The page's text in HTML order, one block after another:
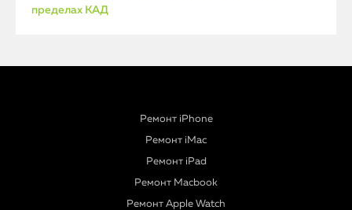
пределах КАД
Ремонт iPhone
Ремонт iMac
Ремонт iPad
Ремонт Macbook
Ремонт Apple Watch